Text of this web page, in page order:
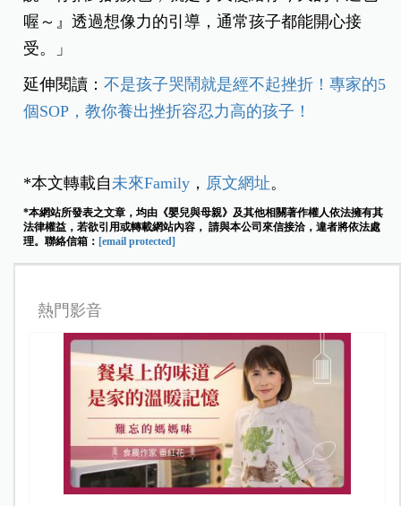
喔～』透過想像力的引導，通常孩子都能開心接
受。」
延伸閱讀：不是孩子哭鬧就是經不起挫折！專家的5
個SOP，教你養出挫折容忍力高的孩子！
*本文轉載自 未來Family ， 原文網址。
*本網站所發表之文章，均由《嬰兒與母親》及其他相關著作權人依法擁有其
法律權益，若欲引用或轉載網站內容， 請與本公司來信接洽，違者將依法處
理。聯絡信箱： [email protected]
熱門影音